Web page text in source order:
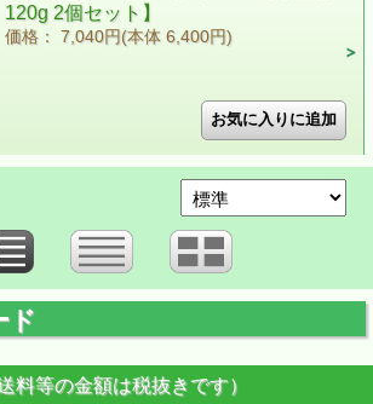
120g 2個セット】
価格： 7,040円(本体 6,400円)
ド
料等の金額は税抜きです）